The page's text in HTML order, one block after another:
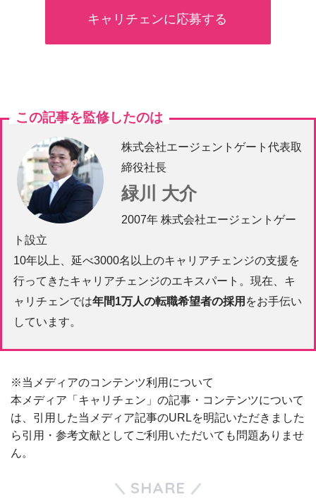
キャリチェンに応募する
この記事を監修したのは
株式会社エージェントゲート代表取
締役社長
緑川 大介
2007年 株式会社エージェントゲー
ト設立
10年以上、延べ3000名以上のキャリアチェンジの支援を
行ってきたキャリアチェンジのエキスパート。現在、キ
ャリチェンでは年間1万人の転職希望者の採用 をお手伝い
しています。
※当メディアのコンテンツ利用について
本メディア「キャリチェン」の記事・コンテンツについて
は、引用した当メディア記事のURLを明記いただきました
ら引用・参考文献としてご利用いただいても問題ありませ
ん。
SHARE